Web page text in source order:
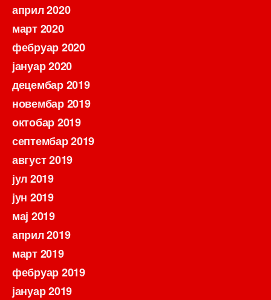
април 2020
март 2020
фебруар 2020
јануар 2020
децембар 2019
новембар 2019
октобар 2019
септембар 2019
август 2019
јул 2019
јун 2019
мај 2019
април 2019
март 2019
фебруар 2019
јануар 2019